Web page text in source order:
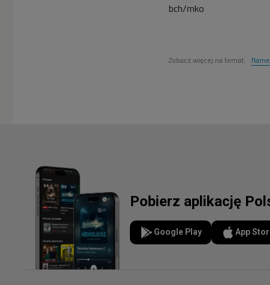
bch/mko
Zobacz więcej na temat:
Pobierz aplikację
Google Play App